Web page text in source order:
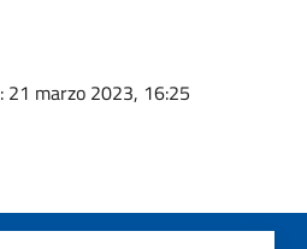
: 21 marzo 2023, 16:25